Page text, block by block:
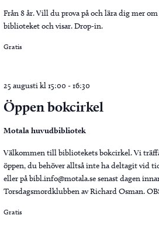
Från 8 år. Vill du prova på och lära dig mer
biblioteket och visar. Drop-in.
Gratis
Öppen bokcirkel
25 augusti kl 15:00 -16:30
Motala huvudbibliotek
Välkommen till bibliotekets bokcirkel. Vi
öppen, du behöver alltså inte ha deltagit vid
eller på bibl.info@motala.se senast dagen
Torsdagsmordklubben av Richard Osman.
Gratis